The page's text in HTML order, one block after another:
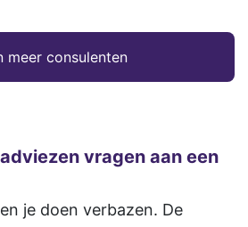
meer consulenten
vragen aan een
je doen verbazen. De